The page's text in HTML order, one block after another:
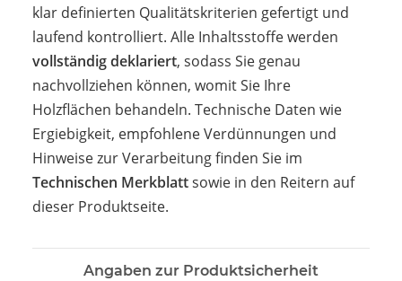
klar definierten Qualitätskriterien gefertigt und
laufend kontrolliert. Alle Inhaltsstoffe werden
vollständig deklariert, sodass Sie genau
nachvollziehen können, womit Sie Ihre
Holzflächen behandeln. Technische Daten wie
Ergiebigkeit, empfohlene Verdünnungen und
Hinweise zur Verarbeitung finden Sie im
Technischen Merkblattsowie in den Reitern auf
dieser Produktseite.
Angaben zur Produktsicherheit